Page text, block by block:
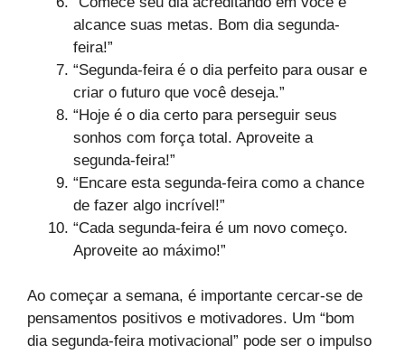
alcance suas metas. Bom dia segunda-
feira!”
“Segunda-feira é o dia perfeito para ousar e
criar o futuro que você deseja.”
“Hoje é o dia certo para perseguir seus
sonhos com força total. Aproveite a
segunda-feira!”
“Encare esta segunda-feira como a chance
de fazer algo incrível!”
“Cada segunda-feira é um novo começo.
Aproveite ao máximo!”
Ao começar a semana, é importante cercar-se de
pensamentos positivos e motivadores. Um “bom
dia segunda-feira motivacional” pode ser o impulso